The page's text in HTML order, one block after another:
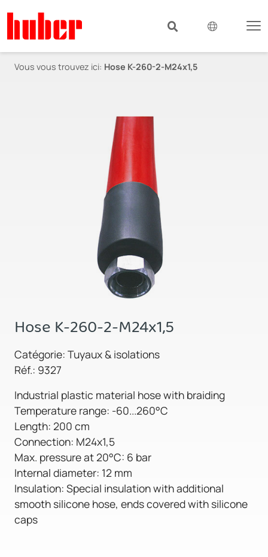
Vous vous trouvez ici: Hose K-260-2-M24x1,5
Hose K-260-2-M24x1,5
Catégorie: Tuyaux & isolations
Réf.: 9327
Industrial plastic material hose with braiding
Temperature range: -60...260°C
Length: 200 cm
Connection: M24x1,5
Max. pressure at 20°C: 6 bar
Internal diameter: 12 mm
Insulation: Special insulation with additional
smooth silicone hose, ends covered with silicone
caps